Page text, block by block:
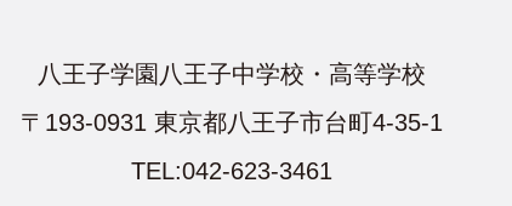
八王子学園八王子中学校・高等学校
〒193-0931 東京都八王子市台町4-35-1
TEL:042-623-3461